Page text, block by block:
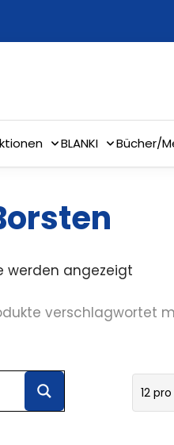
BLANKI Bücher/
werden angezeigt
verschlagwortet
12